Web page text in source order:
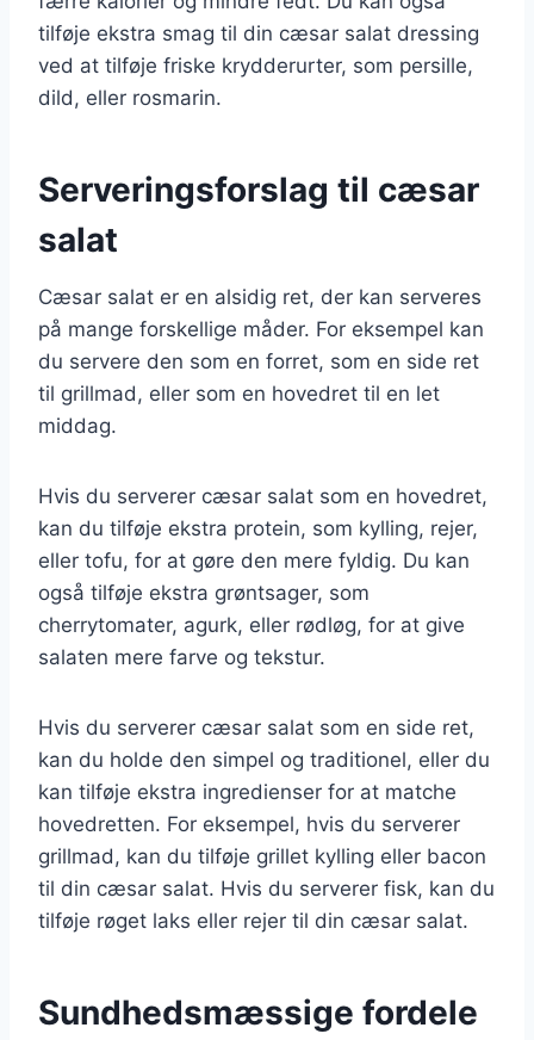
tilføje ekstra smag til din cæsar salat dressing
ved at tilføje friske krydderurter, som persille,
dild, eller rosmarin.
Serveringsforslag til cæsar
salat
Cæsar salat er en alsidig ret, der kan serveres
på mange forskellige måder. For eksempel kan
du servere den som en forret, som en side ret
til grillmad, eller som en hovedret til en let
middag.
Hvis du serverer cæsar salat som en hovedret,
kan du tilføje ekstra protein, som kylling, rejer,
eller tofu, for at gøre den mere fyldig. Du kan
også tilføje ekstra grøntsager, som
cherrytomater, agurk, eller rødløg, for at give
salaten mere farve og tekstur.
Hvis du serverer cæsar salat som en side ret,
kan du holde den simpel og traditionel, eller du
kan tilføje ekstra ingredienser for at matche
hovedretten. For eksempel, hvis du serverer
grillmad, kan du tilføje grillet kylling eller bacon
til din cæsar salat. Hvis du serverer fisk, kan du
tilføje røget laks eller rejer til din cæsar salat.
Sundhedsmæssige fordele